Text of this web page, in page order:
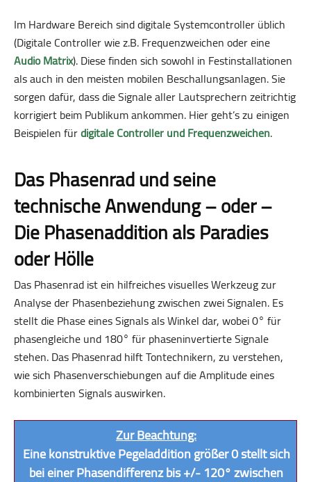
Im Hardware Bereich sind digitale Systemcontroller üblich
(Digitale Controller wie z.B. Frequenzweichen oder eine
Audio Matrix). Diese finden sich sowohl in Festinstallationen
als auch in den meisten mobilen Beschallungsanlagen. Sie
sorgen dafür, dass die Signale aller Lautsprechern zeitrichtig
korrigiert beim Publikum ankommen. Hier geht’s zu einigen
Beispielen fürdigitale Controller und Frequenzweichen.
Das Phasenrad und seine
technische Anwendung – oder –
Die Phasenaddition als Paradies
oder Hölle
Das Phasenrad ist ein hilfreiches visuelles Werkzeug zur
Analyse der Phasenbeziehung zwischen zwei Signalen. Es
stellt die Phase eines Signals als Winkel dar, wobei 0° für
phasengleiche und 180° für phaseninvertierte Signale
stehen. Das Phasenrad hilft Tontechnikern, zu verstehen,
wie sich Phasenverschiebungen auf die Amplitude eines
kombinierten Signals auswirken.
Zur Beachtung:
Eine konstruktive Pegeladdition größer 0 stellt sich
bei einer Phasendifferenz bis +/- 120° zwischen